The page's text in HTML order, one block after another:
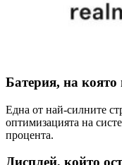
Батерия, на
Една от най-силните
оптимизацията на
процента.